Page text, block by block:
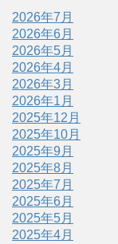
2026年7月
2026年6月
2026年5月
2026年4月
2026年3月
2026年1月
2025年12月
2025年10月
2025年9月
2025年8月
2025年7月
2025年6月
2025年5月
2025年4月